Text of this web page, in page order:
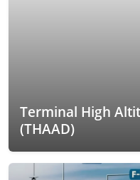
Terminal High
(THAAD)